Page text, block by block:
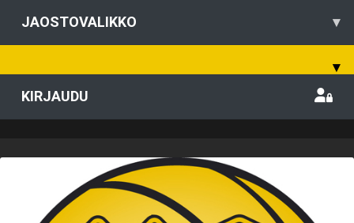
JAOSTOVALIKKO ▾
▾
KIRJAUDU